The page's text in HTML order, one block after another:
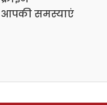
आपकी समस्याएं